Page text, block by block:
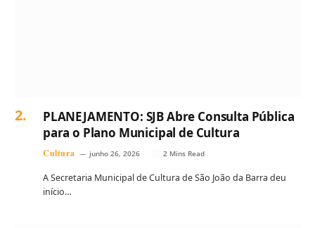
PLANEJAMENTO: SJB Abre Consulta Pública
para o Plano Municipal de Cultura
Cultura junho 26, 2026 2 Mins Read
A Secretaria Municipal de Cultura de São João da Barra deu
início…